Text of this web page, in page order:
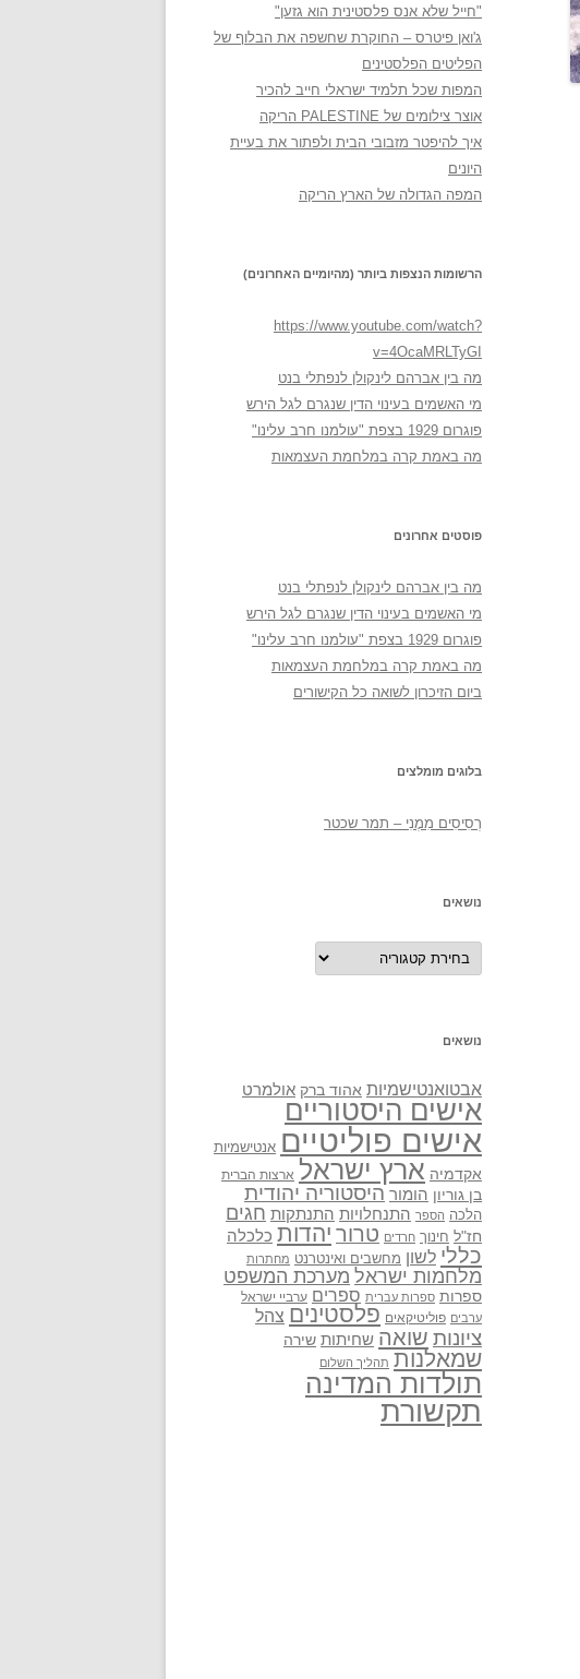
"חייל שלא אנס פלסטינית הוא גזען"
ג'ואן פיטרס – החוקרת שחשפה את הבלוף של
הפליטים הפלסטינים
המפות שכל תלמיד ישראלי חייב להכיר
אוצר צילומים של PALESTINE הריקה
איך להיפטר מזבובי הבית ולפתור את בעיית
היונים
המפה הגדולה של הארץ הריקה
הרשומות הנצפות ביותר (מהיומיים האחרונים)
https://www.youtube.com/watch?
v=4OcaMRLTyGI
מה בין אברהם לינקולן לנפתלי בנט
מי האשמים בעינוי הדין שנגרם לגל הירש
פוגרום 1929 בצפת "עולמנו חרב עלינו"
מה באמת קרה במלחמת העצמאות
פוסטים אחרונים
מה בין אברהם לינקולן לנפתלי בנט
מי האשמים בעינוי הדין שנגרם לגל הירש
פוגרום 1929 בצפת "עולמנו חרב עלינו"
מה באמת קרה במלחמת העצמאות
ביום הזיכרון לשואה כל הקישורים
בלוגים מומלצים
רְסִיסִים מִמֶנִי – תמר שכטר
נושאים
נושאים
נושאים
אבטואנטישמיות אהוד ברק אולמרט
אישים היסטוריים
אישים פוליטיים אנטישמיות
אקדמיה ארץ ישראל ארצות הברית
בן גוריון הומור היסטוריה יהודית
הלכה הספר התנחלויות התנתקות חגים
חז"ל חינוך חרדים טרור יהדות כלכלה
כללי לשון מחשבים ואינטרנט מחתרות
מלחמות ישראל מערכת המשפט
ספרות ספרות עברית ספרים ערביי ישראל
ערבים פוליטיקאים פלסטינים צהל
ציונות שואה שחיתות שירה
שמאלנות תהליך השלום
תולדות המדינה
תקשורת